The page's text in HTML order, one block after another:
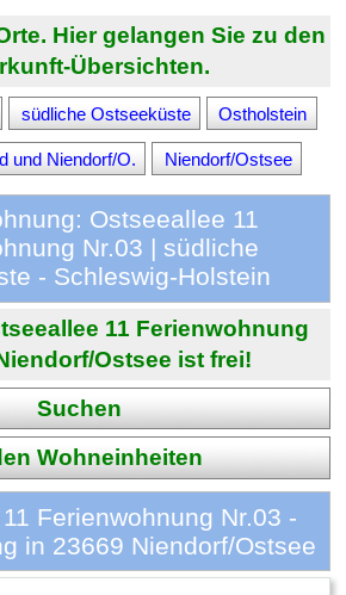
Hier gelangen Sie zu den
Übersichten.
südliche Ostseeküste Ostholstein
und Niendorf/O. Niendorf/Ostsee
Ostseeallee 11
Nr.03 | südliche
- Schleswig-Holstein
11 Ferienwohnung
Ostsee ist frei!
Suchen
Wohneinheiten
Ferienwohnung Nr.03 -
in 23669 Niendorf/Ostsee